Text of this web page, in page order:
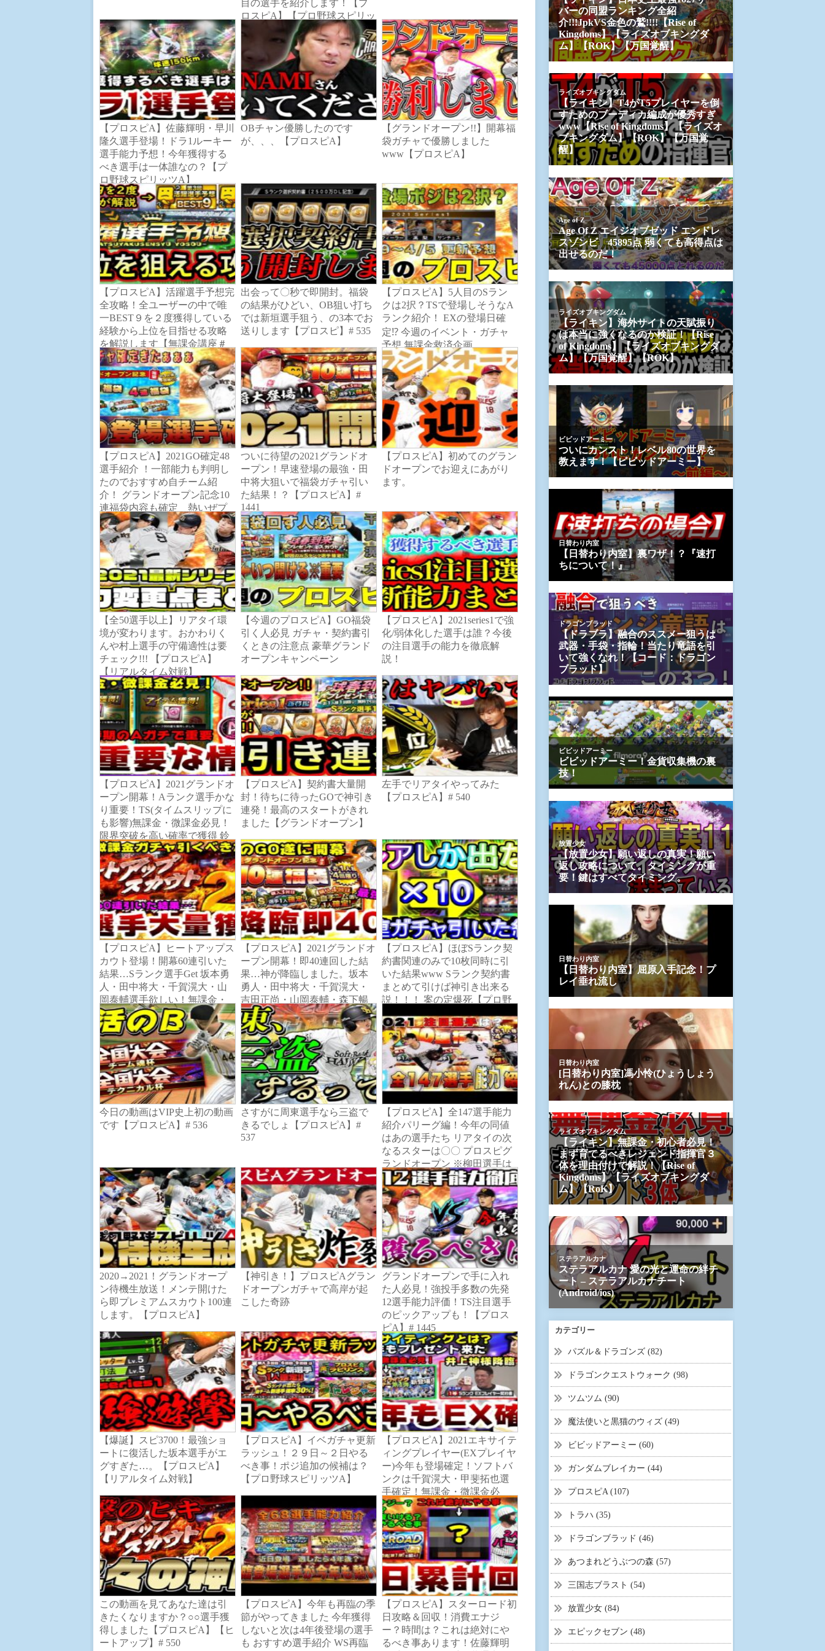
目の選手を紹介します！【プ
ロスピA】【プロ野球スピリッ
ツA】
【プロスピA】佐藤輝明・早川
隆久選手登場！ドラ1ルーキー
選手能力予想！今年獲得する
べき選手は一体誰なの？【プ
ロ野球スピリッツA】
OBチャン優勝したのです
が、、、【プロスピA】
【グランドオープン!!】開幕福
袋ガチャで優勝しました
www【プロスピA】
【プロスピA】活躍選手予想完
全攻略！全ユーザーの中で唯
一BEST９を２度獲得している
経験から上位を目指せる攻略
を解説します【無課金講座＃
１３５】
出会って〇秒で即開封。福袋
の結果がひどい、OB狙い打ち
では新垣選手狙う、の3本でお
送りします【プロスピ】# 535
【プロスピA】5人目のSラン
クは2択？TSで登場しそうなA
ランク紹介！ EXの登場日確
定⁉︎ 今週のイベント・ガチャ
予想 無課金救済企画
【プロスピA】2021GO確定48
選手紹介 ！一部能力も判明し
たのでおすすめ自チーム紹
介！ グランドオープン記念10
連福袋内容も確定 熱いぜプ
ロスピ
ついに待望の2021グランドオ
ープン！早速登場の最強・田
中将大狙いで福袋ガチャ引い
た結果！？【プロスピA】#
1441
【プロスピA】初めてのグラン
ドオープンでお迎えにあがり
ます。
【全50選手以上】リアタイ環
境が変わります。おかわりく
んや村上選手の守備適性は要
チェック!!! 【プロスピA】
【リアルタイム対戦】
【今週のプロスピA】GO福袋
引く人必見 ガチャ・契約書引
くときの注意点 豪華グランド
オープンキャンペーン
【プロスピA】2021series1で強
化/弱体化した選手は誰？今後
の注目選手の能力を徹底解
説！
【プロスピA】2021グランドオ
ープン開幕！Aランク選手かな
り重要！TS(タイムスリップに
も影響)無課金・微課金必見！
限界突破を高い確率で獲得 鈴
木誠也・戸郷翔征・梶谷隆幸
選手【プロ野球スピリッツA】
【プロスピA】契約書大量開
封！待ちに待ったGOで神引き
連発！最高のスタートがきれ
ました【グランドオープン】
左手でリアタイやってみた
【プロスピA】# 540
【プロスピA】ヒートアップス
カウト登場！開幕60連引いた
結果…Sランク選手Get 坂本勇
人・田中将大・千賀滉大・山
岡泰輔選手欲しい！無課金・
微課金必見！引くべきなの？
【プロ野球スピリッツA】
【プロスピA】2021グランドオ
ープン開幕！即40連回した結
果…神が降臨しました。坂本
勇人・田中将大・千賀滉大・
吉田正尚・山岡泰輔・森下暢
仁・山崎康晃選手登場！【プ
ロ野球スピリッツA】
【プロスピA】ほぼSランク契
約書関連のみで10枚同時に引
いた結果www Sランク契約書
まとめて引けば神引き出来る
説！！！ 案の定爆死【プロ野
球スピリッツA】
今日の動画はVIP史上初の動画
です【プロスピA】# 536
さすがに周東選手なら三盗で
きるでしょ【プロスピA】#
537
【プロスピA】全147選手能力
紹介パリーグ編！今年の同値
はあの選手たち リアタイの次
なるスターは〇〇 プロスピグ
ランドオープン ※柳田選手は
ミ84 パ83 走80
2020→2021！グランドオープ
ン待機生放送！メンテ開けた
ら即プレミアムスカウト100連
します。【プロスピA】
【神引き！】プロスピAグラン
ドオープンガチャで高岸が起
こした奇跡
グランドオープンで手に入れ
た人必見！強投手多数の先発
12選手能力評価！TS注目選手
のピックアップも！【プロス
ピA】# 1445
【爆誕】スピ3700！最強ショ
ートに復活した坂本選手がエ
グすぎた…。【プロスピA】
【リアルタイム対戦】
【プロスピA】イベガチャ更新
ラッシュ！２９日～２日やる
べき事！ポジ追加の候補は？
【プロ野球スピリッツA】
【プロスピA】2021エキサイテ
ィングプレイヤー(EXプレイヤ
ー)今年も登場確定！ソフトバ
ンクは千賀滉大・甲斐拓也選
手確定！無課金・微課金必
見！【プロ野球スピリッツA】
この動画を見てあなた達は引
きたくなりますか？○○選手獲
得しました【プロスピA】【ヒ
ートアップ】# 550
【プロスピA】今年も再臨の季
節がやってきました 今年獲得
しないと次は4年後登場の選手
も おすすめ選手紹介 WS再臨
【プロスピA】スターロード初
日攻略＆回収！消費エナジ
ー？時間は？これは絶対にや
るべき事あります！佐藤輝明
カテゴリー
パズル＆ドラゴンズ (82)
ドラゴンクエストウォーク (98)
ツムツム (90)
魔法使いと黒猫のウィズ (49)
ビビッドアーミー (60)
ガンダムブレイカー (44)
プロスピA (107)
トラハ (35)
ドラゴンブラッド (46)
あつまれどうぶつの森 (57)
三国志ブラスト (54)
放置少女 (84)
エピックセブン (48)